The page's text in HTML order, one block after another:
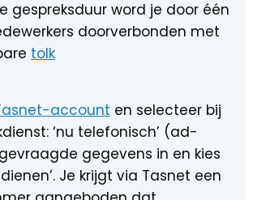
gespreksduur word je door één
doorverbonden met
tolk
account en selecteer bij
‘nu telefonisch’ (ad-
gegevens in en kies
Je krijgt via Tasnet een